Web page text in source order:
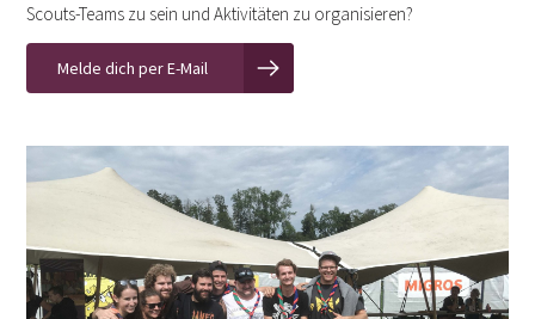
Scouts-Teams zu sein und Aktivitäten zu organisieren?
Melde dich per E-Mail